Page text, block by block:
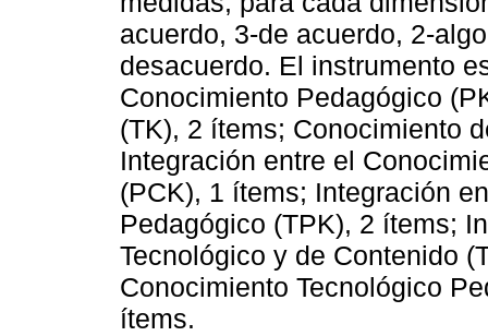
acuerdo, 3-de acuerdo, 2-
desacuerdo. El instrumento
Conocimiento Pedagógico
(TK), 2 ítems; Conocimiento
Integración entre el
(PCK), 1 ítems; Integración
Pedagógico (TPK), 2 ítems;
Tecnológico y de Contenido
Conocimiento Tecnológico
ítems.